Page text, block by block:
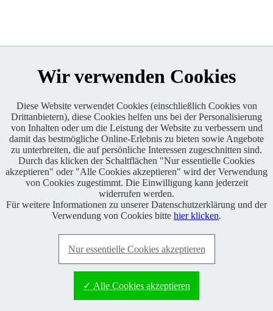
Enduro One Series Partner
Copyright © 2021 BABOONS GmbH. Alle Rechte vorbehalten.
Keine Haftung und kein Anspruch auf Vollständigkeit sowie
Richtigkeit von Inhalten, Berichten und Kommentaren.
Impressum|Datenschutz|RSS-Feed|Presse|
|Admin
Wir verwenden Cookies
Diese Website verwendet Cookies (einschließlich Cookies von
Drittanbietern), diese Cookies helfen uns bei der Personalisierung
von Inhalten oder um die Leistung der Website zu verbessern und
damit das bestmögliche Online-Erlebnis zu bieten sowie Angebote
zu unterbreiten, die auf persönliche Interessen zugeschnitten sind.
Durch das klicken der Schaltflächen "Nur essentielle Cookies
akzeptieren" oder "Alle Cookies akzeptieren" wird der Verwendung
von Cookies zugestimmt. Die Einwilligung kann jederzeit
widerrufen werden.
Für weitere Informationen zu unserer Datenschutzerklärung und der
Verwendung von Cookies bitte hier klicken.
Nur essentielle Cookies akzeptieren
✓ Alle Cookies akzeptieren